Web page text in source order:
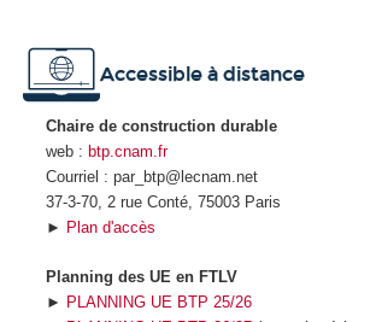
Accessible à distance
Chaire de construction durable
web : btp.cnam.fr
Courriel : par_btp@lecnam.net
37-3-70, 2 rue Conté, 75003 Paris
► Plan d'accès
Planning des UE en FTLV
► PLANNING UE BTP 25/26